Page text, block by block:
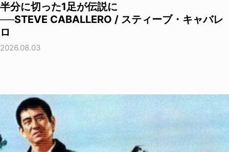
半分に切った1足が伝説に
──STEVE CABALLERO / スティーブ・キャバレ
ロ
2026.08.03